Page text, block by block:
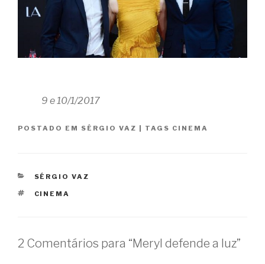
9 e 10/1/2017
POSTADO EM SÉRGIO VAZ TAGS CINEMA
CATEGORIAS
SÉRGIO VAZ
TAGS
CINEMA
2 Comentários para “Meryl defende a luz”